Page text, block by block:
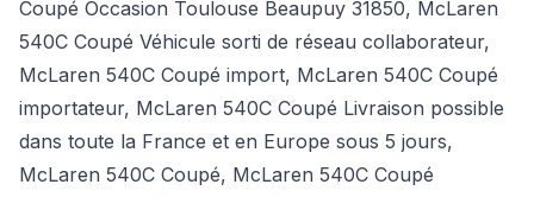
Coupé Occasion Toulouse Beaupuy 31850, McLaren
540C Coupé Véhicule sorti de réseau collaborateur,
McLaren 540C Coupé import, McLaren 540C Coupé
importateur, McLaren 540C Coupé Livraison possible
dans toute la France et en Europe sous 5 jours,
McLaren 540C Coupé, McLaren 540C Coupé